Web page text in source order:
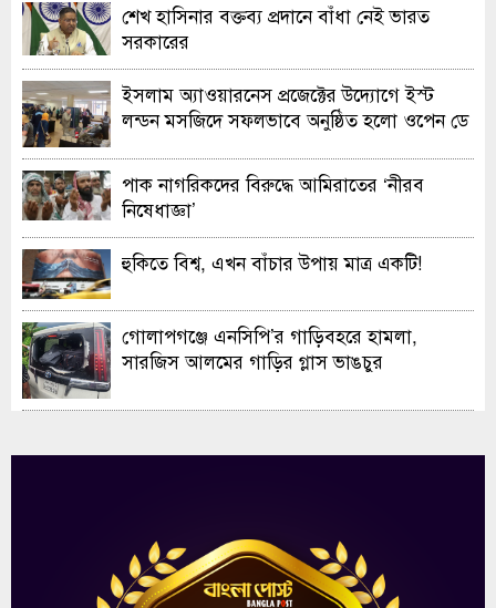
শেখ হাসিনার বক্তব্য প্রদানে বাঁধা নেই ভারত
সরকারের
ইসলাম অ্যাওয়ারনেস প্রজেক্টের উদ্যোগে ইস্ট
লন্ডন মসজিদে সফলভাবে অনুষ্ঠিত হলো ওপেন ডে
পাক নাগরিকদের বিরুদ্ধে আমিরাতের ‘নীরব
নিষেধাজ্ঞা’
হুকিতে বিশ্ব, এখন বাঁচার উপায় মাত্র একটি!
গোলাপগঞ্জে এনসিপি’র গাড়িবহরে হামলা,
সারজিস আলমের গাড়ির গ্লাস ভাঙচুর